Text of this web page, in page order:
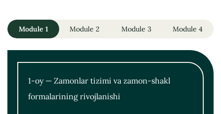
Module 1 Module 2 Module 3 Module 4
1-oy — Zamonlar tizimi va zamon-shakl
formalarining rivojlanishi